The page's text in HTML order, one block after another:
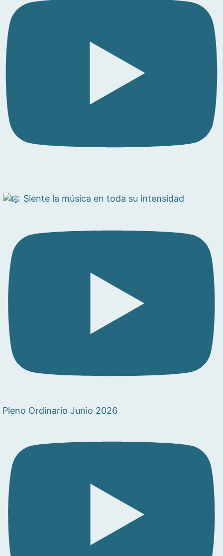
Siente la música en toda su intensidad
Pleno Ordinario Junio 2026